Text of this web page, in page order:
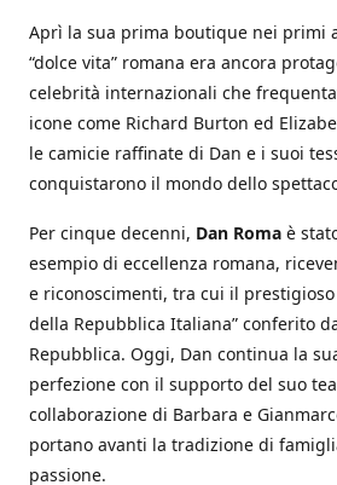
Aprì la sua prima boutique nei primi
“dolce vita” romana era ancora
celebrità internazionali che
icone come Richard Burton ed
le camicie raffinate di Dan e i suoi
conquistarono il mondo dello
Per cinque decenni, Dan Roma è
esempio di eccellenza romana,
e riconoscimenti, tra cui il
della Repubblica Italiana” conferito
Repubblica. Oggi, Dan continua la
perfezione con il supporto del suo
collaborazione di Barbara e
portano avanti la tradizione di
passione.